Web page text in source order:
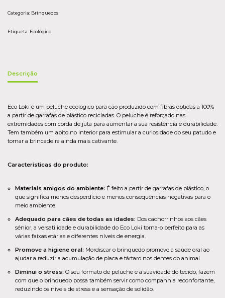
Categoria: Brinquedos
Etiqueta: Ecológico
Descrição
Eco Loki é um peluche ecológico para cão produzido com fibras obtidas a 100%
a partir de garrafas de plástico recicladas. O peluche é reforçado nas
extremidades com corda de juta para aumentar a sua resistência e durabilidade.
Tem também um apito no interior para estimular a curiosidade do seu patudo e
tornar a brincadeira ainda mais cativante.
Características do produto:
Materiais amigos do ambiente: É feito a partir de garrafas de plástico, o
que significa menos desperdício e menos consequências negativas para o
meio ambiente.
Adequado para cães de todas as idades: Dos cachorrinhos aos cães
sénior, a versatilidade e durabilidade do Eco Loki torna-o perfeito para as
várias faixas etárias e diferentes níveis de energia.
Promove a higiene oral: Mordiscar o brinquedo promove a saúde oral ao
ajudar a reduzir a acumulação de placa e tártaro nos dentes do animal.
Diminui o stress: O seu formato de peluche e a suavidade do tecido, fazem
com que o brinquedo possa também servir como companhia reconfortante,
reduzindo os níveis de stress e a sensação de solidão.